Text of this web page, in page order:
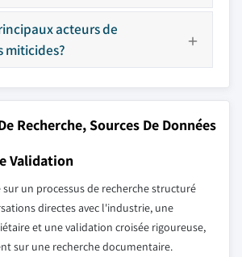
acteurs de
miticides?
Recherche, Sources De Données
Validation
un processus de recherche structuré
directes avec l'industrie, une
et une validation croisée rigoureuse,
sur une recherche documentaire.